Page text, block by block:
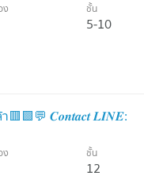
ชั้น
5-10
𝑪𝒐𝒏𝒕𝒂𝒄𝒕 𝑳𝑰𝑵𝑬:
ชั้น
12